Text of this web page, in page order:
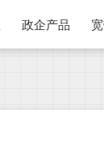
政企产品